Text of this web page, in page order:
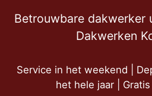
Betrouwbare dakwerker
Dakwerken
Service in het weekend |
het hele jaar |